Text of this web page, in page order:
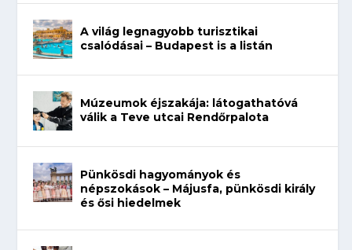
A világ legnagyobb turisztikai
csalódásai – Budapest is a listán
Múzeumok éjszakája: látogathatóvá
válik a Teve utcai Rendőrpalota
Pünkösdi hagyományok és
népszokások – Májusfa, pünkösdi király
és ősi hiedelmek